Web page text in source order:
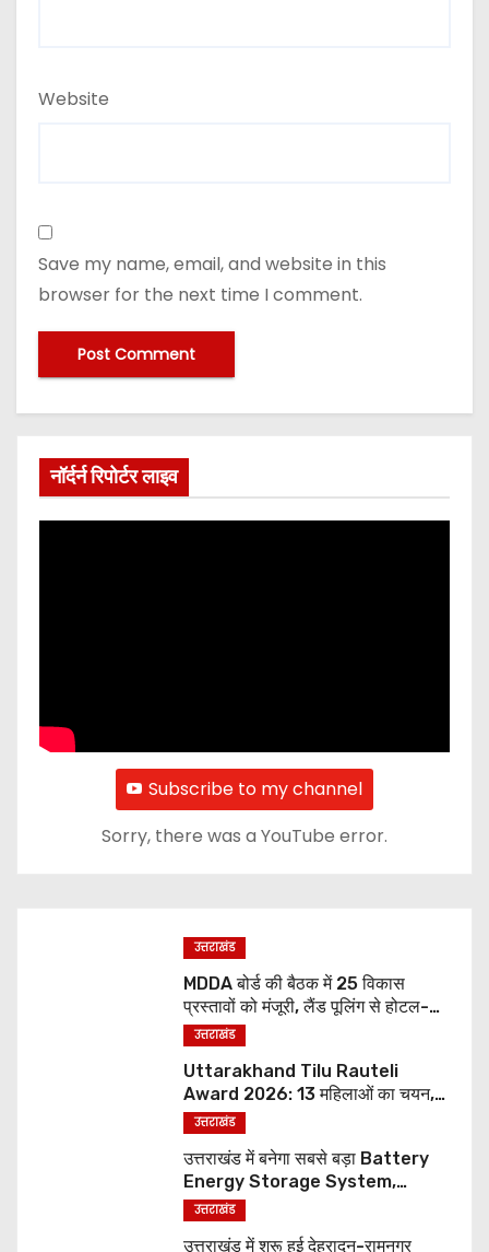
Website
Save my name, email, and website in this
browser for the next time I comment.
नॉर्दर्न रिपोर्टर लाइव
Subscribe to my channel
Sorry, there was a YouTube error.
उत्तराखंड
MDDA बोर्ड की बैठक में 25 विकास
प्रस्तावों को मंजूरी, लैंड पूलिंग से होटल-
पर्यटन परियोजनाओं को मिलेगी रफ्तार
उत्तराखंड
Uttarakhand Tilu Rauteli
Award 2026: 13 महिलाओं का चयन,
8 अगस्त को सीएम धामी करेंगे सम्मानित
उत्तराखंड
उत्तराखंड में बनेगा सबसे बड़ा Battery
Energy Storage System,
UJVNL लगाएगा 352 करोड़ का प्रोजेक्ट
उत्तराखंड
उत्तराखंड में शुरू हुई देहरादून-रामनगर